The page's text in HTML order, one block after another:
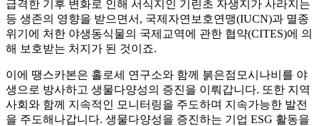
급격한 기후 변화로 인해 서식지인 기린초 자생지가 사라지는
등 생존의 영향을 받으면서, 국제자연보호연맹(IUCN)과 멸종
위기에 처한 야생동식물의 국제교역에 관한 협약(CITES)에 의
해 보호받는 처지가 된 것이죠.
이에 땡스카본은 홀로세 연구소와 함께 붉은점모시나비를 야
생으로 방사하고 생물다양성의 증진을 이뤄갑니다. 또한 지역
사회와 함께 지속적인 모니터링을 주도하며 지속가능한 발전
을 주도해나갑니다. 생물다양성을 증진하는 기업 ESG 활동을